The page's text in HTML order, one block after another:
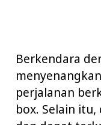
Berkendara
perjalanan
box. Selain itu,